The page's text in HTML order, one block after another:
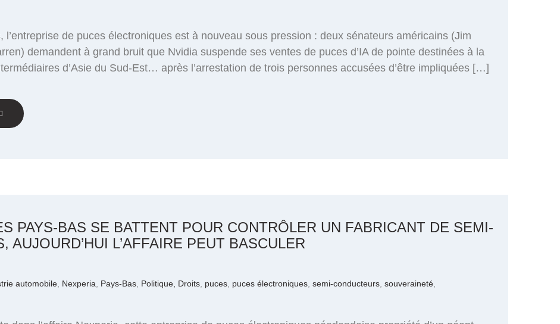
l’entreprise de puces électroniques est à nouveau sous pression : deux sénateurs américains (Jim
demandent à grand bruit que Nvidia suspende ses ventes de puces d’IA de pointe destinées à la
d’Asie du Sud-Est… après l’arrestation de trois personnes accusées d’être impliquées […]
PAYS-BAS SE BATTENT POUR CONTRÔLER UN FABRICANT DE SEMI-
AUJOURD’HUI L’AFFAIRE PEUT BASCULER
automobile Nexperia Pays-Bas Politique, Droits puces puces électroniques semi-conducteurs souveraineté